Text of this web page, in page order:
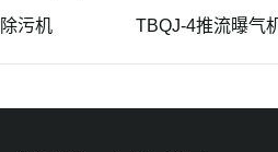
TBQJ-4推流曝气机